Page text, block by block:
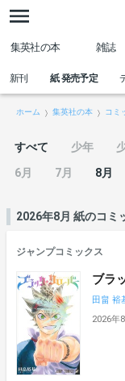
集英社の本 雑誌
新刊 紙 発売予定
ホーム 集英社の本 コミ
すべて 少年
6月
7月 8月
2026年8月 紙のコミ
ジャンプコミックス
ブラ
田畠 裕
2026年